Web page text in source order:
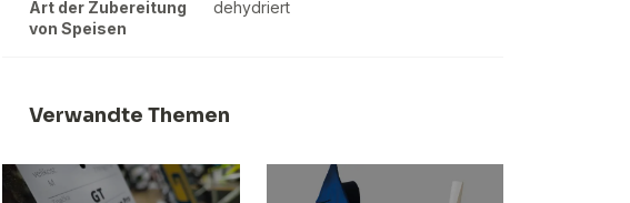
Art der Zubereitung
von Speisen
dehydriert
Verwandte Themen